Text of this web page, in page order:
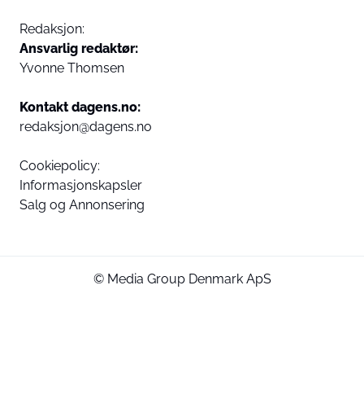
Redaksjon:
Ansvarlig redaktør:
Yvonne Thomsen
Kontakt dagens.no:
redaksjon@dagens.no
Cookiepolicy:
Informasjonskapsler
Salg og Annonsering
© Media Group Denmark ApS